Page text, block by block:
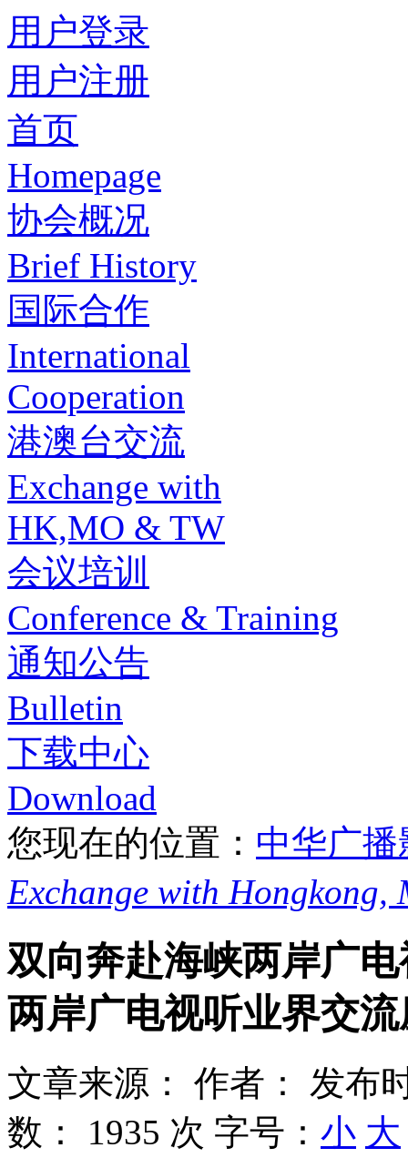
用户登录
用户注册
首页
Homepage
协会概况
Brief History
国际合作
International
Cooperation
港澳台交流
Exchange with
HK,MO & TW
会议培训
Conference & Training
通知公告
Bulletin
下载中心
Download
您现在的位置： 中华广
Exchange with Hongkong,
双向奔赴海峡两岸广
两岸广电视听业界交
文章来源： 作者：
发布
数： 1935 次 字号： 小 大